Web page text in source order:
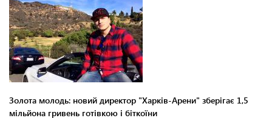
Золота молодь: новий директор "Харків-Арени" зберігає 1,5
мільйона гривень готівкою і біткоїни